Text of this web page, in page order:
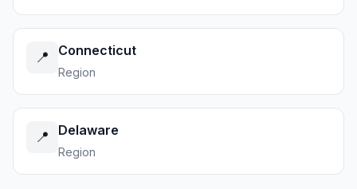
📍 Connecticut
Region
📍 Delaware
Region